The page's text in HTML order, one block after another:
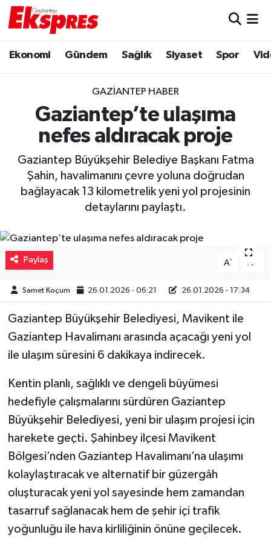
Ekonomi Gündem Sağlık Siyaset Spor
GAZIANTEP HABER
Gaziantep’te ulaşıma
nefes aldıracak proje
Gaziantep Büyükşehir Belediye Başkanı Fatma
Şahin, havalimanını çevre yoluna doğrudan
bağlayacak 13 kilometrelik yeni yol projesinin
detaylarını paylaştı.
Paylaş A- A
Samet Koçum 26.01.2026 - 06:21 26.01.2026 - 17:34
Gaziantep Büyükşehir Belediyesi, Mavikent ile
Gaziantep Havalimanı arasında açacağı yeni yol
ile ulaşım süresini 6 dakikaya indirecek.
Kentin planlı, sağlıklı ve dengeli büyümesi
hedefiyle çalışmalarını sürdüren Gaziantep
Büyükşehir Belediyesi, yeni bir ulaşım projesi için
harekete geçti. Şahinbey ilçesi Mavikent
Bölgesi’nden Gaziantep Havalimanı’na ulaşımı
kolaylaştıracak ve alternatif bir güzergâh
oluşturacak yeni yol sayesinde hem zamandan
tasarruf sağlanacak hem de şehir içi trafik
yoğunluğu ile hava kirliliğinin önüne geçilecek.
Ekonomi
Gaziantep son dakika
Genel
Gündem
Haberler
Magazin
Müzik
Piyasa
Resmi İlanlar
Sağlık
Sinemalar
Siyaset
Spor
Teknoloji
Trafik Durumu
Puan Durumu ve Fikstür
Tüm Manşetler
Son Dakika Haberleri
Haber Arşivi